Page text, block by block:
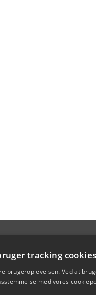
tracking cookies
brugeroplevelsen. Ved at
med vores